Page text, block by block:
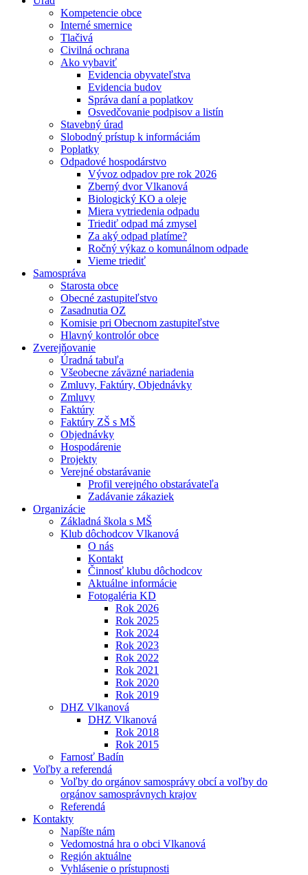
Kompetencie obce
Interné smernice
Tlačivá
Civilná ochrana
Ako vybaviť
Evidencia obyvateľstva
Evidencia budov
Správa daní a poplatkov
Osvedčovanie podpisov a listín
Stavebný úrad
Slobodný prístup k informáciám
Poplatky
Odpadové hospodárstvo
Vývoz odpadov pre rok 2026
Zberný dvor Vlkanová
Biologický KO a oleje
Miera vytriedenia odpadu
Triediť odpad má zmysel
Za aký odpad platíme?
Ročný výkaz o komunálnom odpade
Vieme triediť
Samospráva
Starosta obce
Obecné zastupiteľstvo
Zasadnutia OZ
Komisie pri Obecnom zastupiteľstve
Hlavný kontrolór obce
Zverejňovanie
Úradná tabuľa
Všeobecne záväzné nariadenia
Zmluvy, Faktúry, Objednávky
Zmluvy
Faktúry
Faktúry ZŠ s MŠ
Objednávky
Hospodárenie
Projekty
Verejné obstarávanie
Profil verejného obstarávateľa
Zadávanie zákaziek
Organizácie
Základná škola s MŠ
Klub dôchodcov Vlkanová
O nás
Kontakt
Činnosť klubu dôchodcov
Aktuálne informácie
Fotogaléria KD
Rok 2026
Rok 2025
Rok 2024
Rok 2023
Rok 2022
Rok 2021
Rok 2020
Rok 2019
DHZ Vlkanová
DHZ Vlkanová
Rok 2018
Rok 2015
Farnosť Badín
Voľby a referendá
Voľby do orgánov samosprávy obcí a voľby do
orgánov samosprávnych krajov
Referendá
Kontakty
Napíšte nám
Vedomostná hra o obci Vlkanová
Región aktuálne
Vyhlásenie o prístupnosti